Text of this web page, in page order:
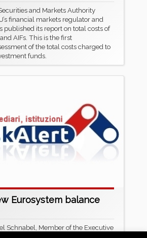
and Markets Authority
financial markets regulator and
published its report on total costs of
AIFs. This is the first
of the total costs charged to
funds.
Eurosystem balance
Schnabel, Member of the Executive